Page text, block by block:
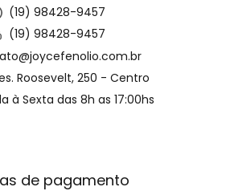
(19) 98428-9457
(19) 98428-9457
Roosevelt, 250 - Centro
à Sexta das 8h as 17:00hs
de pagamento